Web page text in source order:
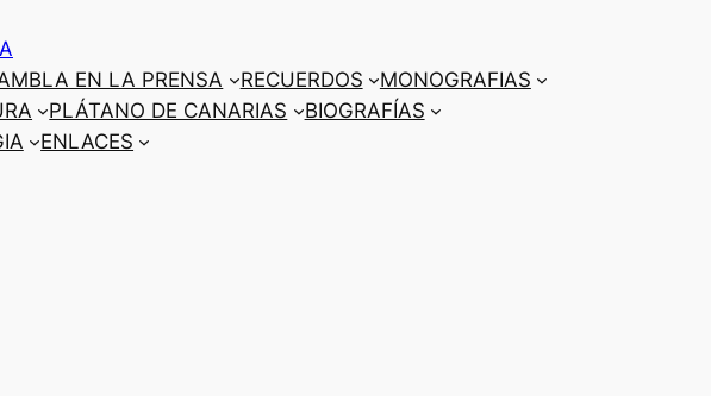
EN LA PRENSA RECUERDOS
MONOGRAFIAS
PLÁTANO DE CANARIAS
BIOGRAFÍAS
ENLACES